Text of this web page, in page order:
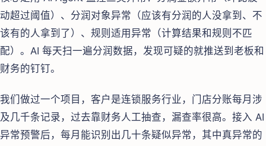
动超过阈值）、分润对象异常（应该有分润的人没拿到、不
该有的人拿到了）、规则适用异常（计算结果和规则不匹
配）。AI 每天扫一遍分润数据，发现可疑的就推送到老板和
财务的钉钉。
我们做过一个项目，客户是连锁服务行业，门店分账每月涉
及几千条记录，过去靠财务人工抽查，漏查率很高。接入 AI
异常预警后，每月能识别出几十条疑似异常，其中真异常的